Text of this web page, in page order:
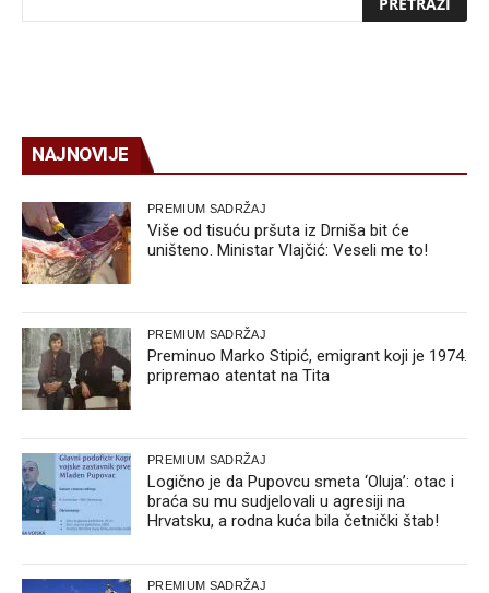
NAJNOVIJE
PREMIUM SADRŽAJ
Više od tisuću pršuta iz Drniša bit će
uništeno. Ministar Vlajčić: Veseli me to!
PREMIUM SADRŽAJ
Preminuo Marko Stipić, emigrant koji je 1974.
pripremao atentat na Tita
PREMIUM SADRŽAJ
Logično je da Pupovcu smeta ‘Oluja’: otac i
braća su mu sudjelovali u agresiji na
Hrvatsku, a rodna kuća bila četnički štab!
PREMIUM SADRŽAJ